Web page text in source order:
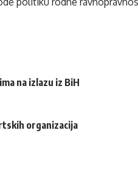
na izlazu iz BiH
organizacija